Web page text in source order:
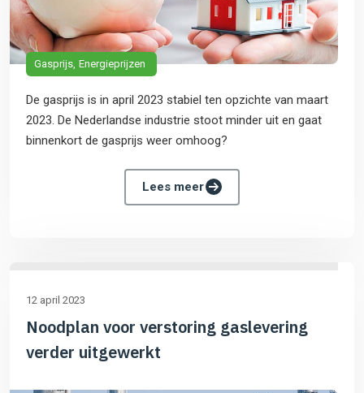
Gasprijs Energieprijzen
De gasprijs is in april 2023 stabiel ten opzichte van maart
2023. De Nederlandse industrie stoot minder uit en gaat
binnenkort de gasprijs weer omhoog?
Lees meer
12 april 2023
Noodplan voor verstoring gaslevering
verder uitgewerkt